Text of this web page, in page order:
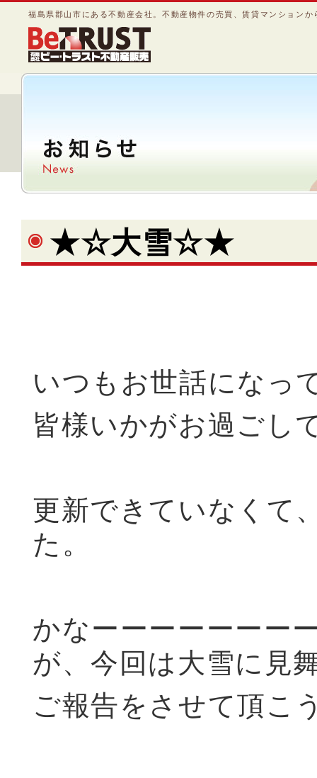
福島県郡山市にある不動産会社。不動産物件の売買、賃貸マンション
★☆大雪☆★
いつもお世話になっ
皆様いかがお過ごし
更新できていなくて
た。
かなーーーーーーー
が、今回は大雪に見
ご報告をさせて頂こ